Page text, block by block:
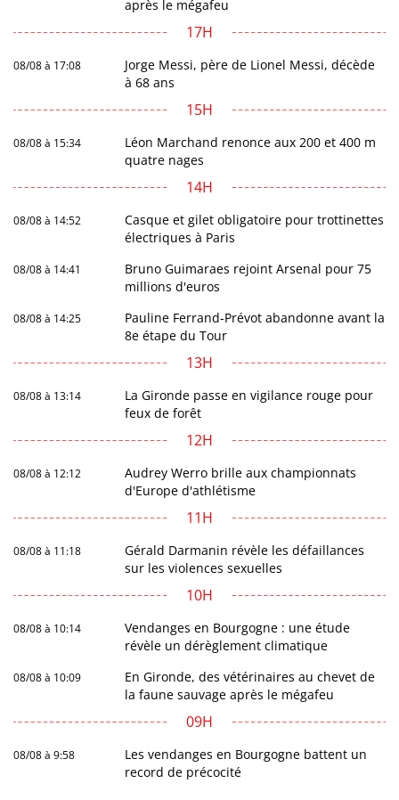
après le mégafeu
17H
08/08 à 17:08
Jorge Messi, père de Lionel Messi, décède
à 68 ans
15H
08/08 à 15:34
Léon Marchand renonce aux 200 et 400 m
quatre nages
14H
08/08 à 14:52
Casque et gilet obligatoire pour trottinettes
électriques à Paris
08/08 à 14:41
Bruno Guimaraes rejoint Arsenal pour 75
millions d'euros
08/08 à 14:25
Pauline Ferrand-Prévot abandonne avant la
8e étape du Tour
13H
08/08 à 13:14
La Gironde passe en vigilance rouge pour
feux de forêt
12H
08/08 à 12:12
Audrey Werro brille aux championnats
d'Europe d'athlétisme
11H
08/08 à 11:18
Gérald Darmanin révèle les défaillances
sur les violences sexuelles
10H
08/08 à 10:14
Vendanges en Bourgogne : une étude
révèle un dérèglement climatique
08/08 à 10:09
En Gironde, des vétérinaires au chevet de
la faune sauvage après le mégafeu
09H
08/08 à 9:58
Les vendanges en Bourgogne battent un
record de précocité